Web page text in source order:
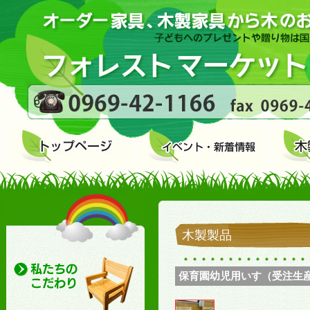
木製製品
保育園幼児用いす（受注生